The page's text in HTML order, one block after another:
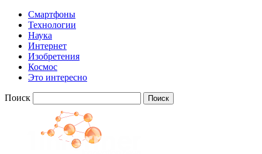
Смартфоны
Технологии
Наука
Интернет
Изобретения
Космос
Это интересно
Поиск